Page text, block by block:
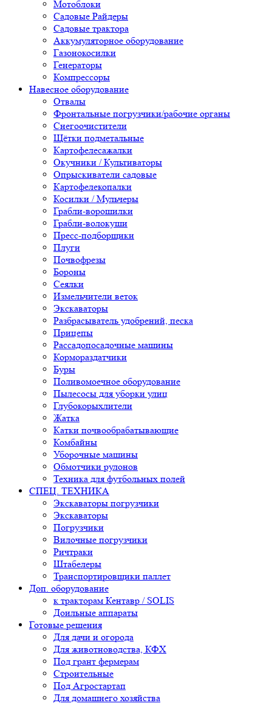
Мотоблоки
Садовые Райдеры
Садовые трактора
Аккумуляторное оборудование
Газонокосилки
Генераторы
Компрессоры
Навесное оборудование
Отвалы
Фронтальные погрузчики/рабочие органы
Снегоочистители
Щётки подметальные
Картофелесажалки
Окучники / Культиваторы
Опрыскиватели садовые
Картофелекопалки
Косилки / Мульчеры
Грабли-ворошилки
Грабли-волокуши
Пресс-подборщики
Плуги
Почвофрезы
Бороны
Сеялки
Измельчители веток
Экскаваторы
Разбрасыватель удобрений, песка
Прицепы
Рассадопосадочные машины
Кормораздатчики
Буры
Поливомоечное оборудование
Пылесосы для уборки улиц
Глубокорыхлители
Жатка
Катки почвообрабатывающие
Комбайны
Уборочные машины
Обмотчики рулонов
Техника для футбольных полей
СПЕЦ. ТЕХНИКА
Экскаваторы погрузчики
Экскаваторы
Погрузчики
Вилочные погрузчики
Ричтраки
Штабелеры
Транспортировщики паллет
Доп. оборудование
к тракторам Кентавр / SOLIS
Доильные аппараты
Готовые решения
Для дачи и огорода
Для животноводства, КФХ
Под грант фермерам
Строительные
Под Агростартап
Для домашнего хозяйства